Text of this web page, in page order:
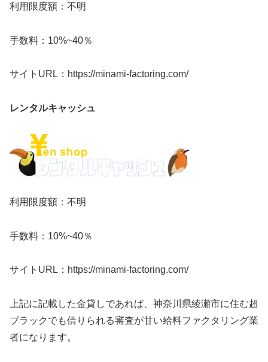
利用限度額：不明
手数料：10%~40％
サイトURL：https://minami-factoring.com/
レンタルキャッシュ
利用限度額：不明
手数料：10%~40％
サイトURL：https://minami-factoring.com/
上記に記載した金貸しであれば、神奈川県綾瀬市に住む超
ブラックでも借りられる審査が甘い給料ファクタリング業
者になります。